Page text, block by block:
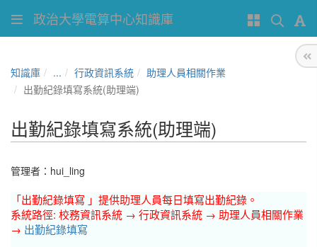
政治大學電算中心知識庫
知識庫 ... 行政資訊系統
助理人員相關作業
出勤紀錄填寫系統(助理端)
出勤紀錄填寫系統(助理端)
管理者： hui_ling
「出勤紀錄填寫 」提供助理人員每日填寫出勤紀錄。
系統路徑: 校務資訊系統 → 行政資訊系統 → 助理人員相關作業
→ 出勤紀錄填寫